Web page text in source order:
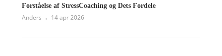
Forståelse af StressCoaching og Dets Fordele
Anders 14 apr 2026